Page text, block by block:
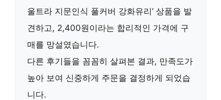
울트라 지문인식 풀커버 강화유리’ 상품을 발
견하고, 2,400원이라는 합리적인 가격에 구
매를 망설였습니다.
다른 후기들을 꼼꼼히 살펴본 결과, 만족도가
높아 보여 신중하게 주문을 결정하게 되었습
니다.